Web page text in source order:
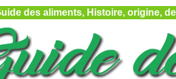
des aliments, Histoire, origine,